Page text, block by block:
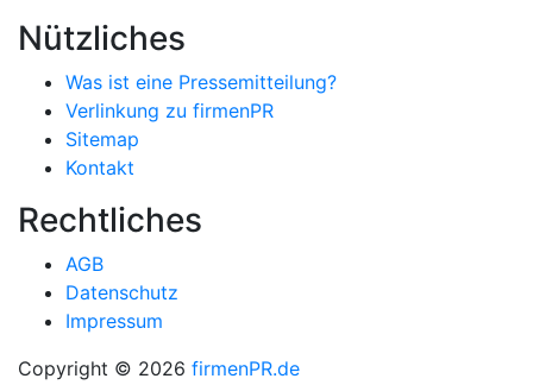
Nützliches
Was ist eine Pressemitteilung?
Verlinkung zu firmenPR
Sitemap
Kontakt
Rechtliches
AGB
Datenschutz
Impressum
Copyright © 2026 firmenPR.de